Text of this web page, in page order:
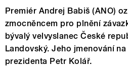
Premiér Andrej Babiš (ANO)
zmocněncem pro plnění
bývalý velvyslanec České
Landovský. Jeho jmenování na
prezidenta Petr Kolář.